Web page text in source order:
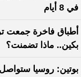
في 8 أيام
أطباق فاخرة
بكين.. ماذا تضمنت؟
بوتين: روسيا